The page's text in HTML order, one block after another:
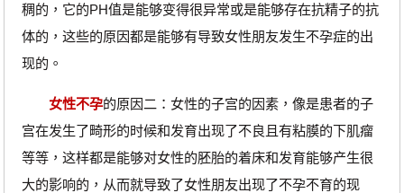
稠的，它的PH值是能够变得很异常或是能够存在抗精子的抗
体的，这些的原因都是能够有导致女性朋友发生不孕症的出
现的。
女性不孕的原因二：女性的子宫的因素，像是患者的子
宫在发生了畸形的时候和发育出现了不良且有粘膜的下肌瘤
等等，这样都是能够对女性的胚胎的着床和发育能够产生很
大的影响的，从而就导致了女性朋友出现了不孕不育的现